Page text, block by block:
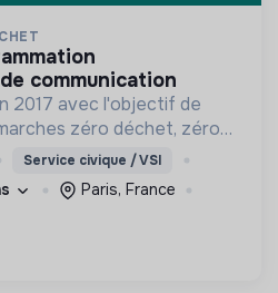
communication
2017 avec l'objectif de
zéro déchet, zéro
Service civique / VSI
Paris, France